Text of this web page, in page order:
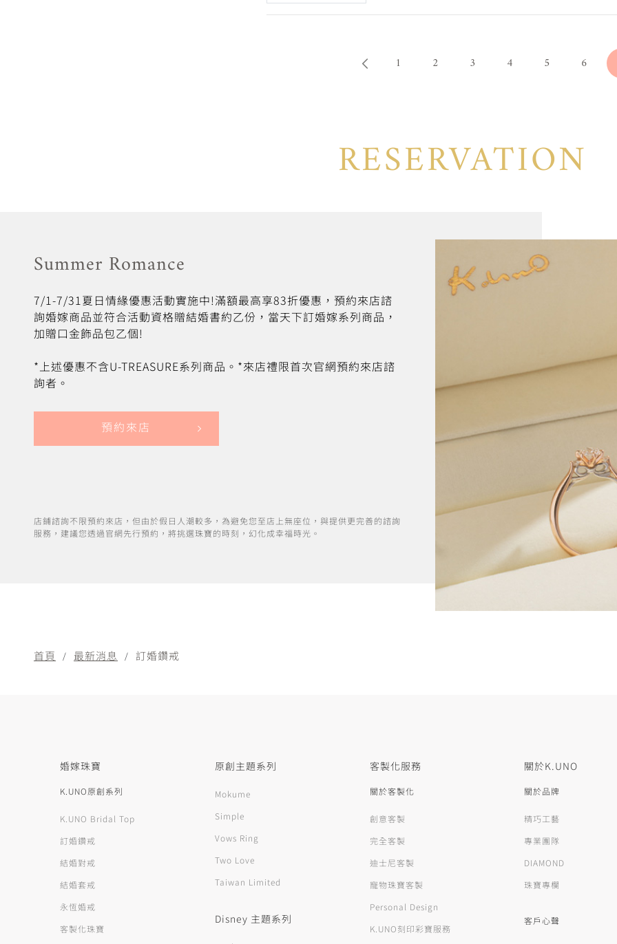
1 2 3 4 5 6
RESERVATION
Summer Romance
7/1-7/31夏日情緣優惠活動實施中!滿額最高享83折優惠，預約來店諮
詢婚嫁商品並符合活動資格贈結婚書約乙份，當天下訂婚嫁系列商品，
加贈口金飾品包乙個!
*上述優惠不含U-TREASURE系列商品。*來店禮限首次官網預約來店諮
詢者。
預約來店
店鋪諮詢不限預約來店，但由於假日人潮較多，為避免您至店上無座位，與提供更完善的諮詢
服務，建議您透過官網先行預約，將挑選珠寶的時刻，幻化成幸福時光。
首頁 最新消息 訂婚鑽戒
婚嫁珠寶
K.UNO原創系列
K.UNO Bridal Top
訂婚鑽戒
結婚對戒
結婚套戒
永恆婚戒
客製化珠寶
原創主題系列
Mokume
Simple
Vows Ring
Two Love
Taiwan Limited
Disney 主題系列
客製化服務
關於客製化
創意客製
完全客製
迪士尼客製
寵物珠寶客製
Personal Design
K.UNO刻印彩寶服務
關於K.UNO
關於品牌
精巧工藝
專業團隊
DIAMOND
珠寶專欄
客戶心聲